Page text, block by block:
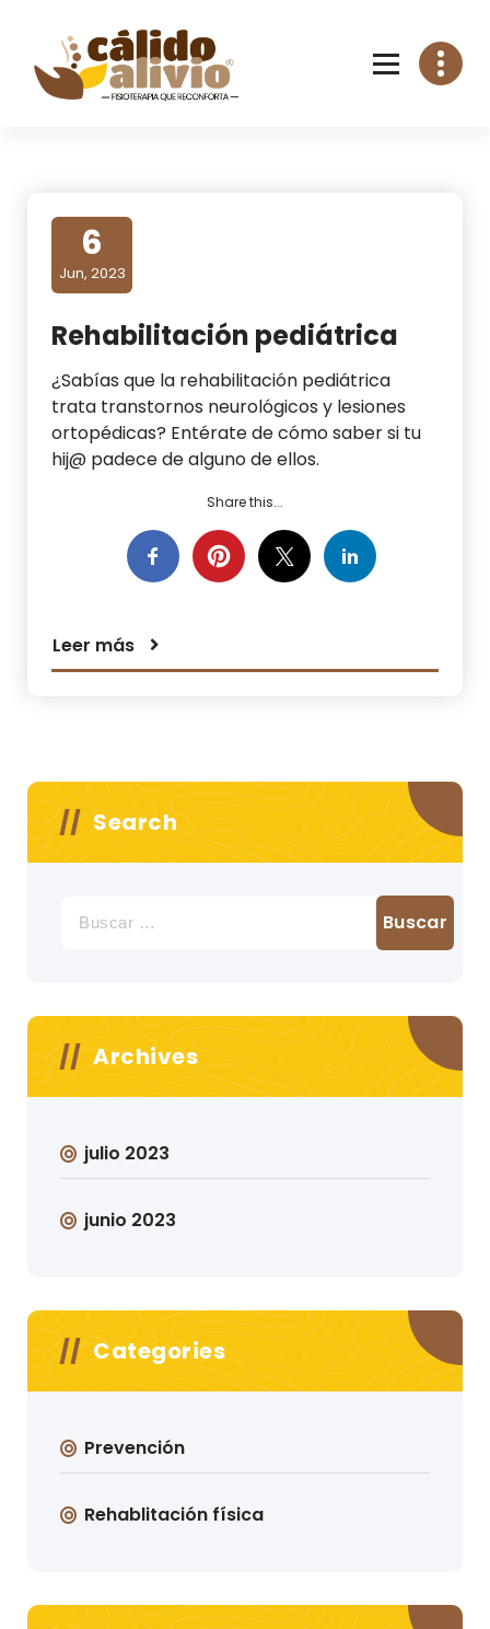
content
6
Jun, 2023
Rehabilitación pediátrica
¿Sabías que la rehabilitación pediátrica
trata transtornos neurológicos y lesiones
ortopédicas? Entérate de cómo saber si tu
hij@ padece de alguno de ellos.
Share this...
Leer más
Search
Archives
julio 2023
junio 2023
Categories
Prevención
Rehablitación física